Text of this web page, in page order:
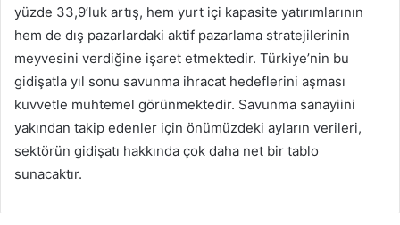
yüzde 33,9’luk artış, hem yurt içi kapasite yatırımlarının
hem de dış pazarlardaki aktif pazarlama stratejilerinin
meyvesini verdiğine işaret etmektedir. Türkiye’nin bu
gidişatla yıl sonu savunma ihracat hedeflerini aşması
kuvvetle muhtemel görünmektedir. Savunma sanayiini
yakından takip edenler için önümüzdeki ayların verileri,
sektörün gidişatı hakkında çok daha net bir tablo
sunacaktır.